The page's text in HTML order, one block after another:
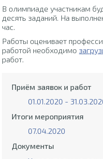
В олимпиаде участникам
десять заданий. На
час.
Работы оценивает
работой необходимо
работ.
Приём заявок и работ
01.01.2020 -
Итоги мероприятия
07.04.2020
Документы